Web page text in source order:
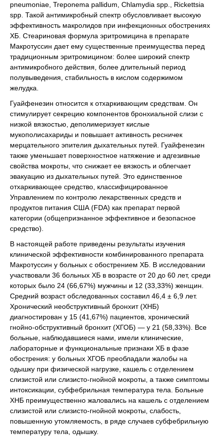
pneumoniae, Treponema pallidum, Chlamydia spp., Rickettsia
spp. Такой антимикробный спектр обусловливает высокую
эффективность макролидов при инфекционных обострениях
ХБ. Стеариновая формула эритромицина в препарате
Макротуссин дает ему существенные преимущества перед
традиционным эритромицином: более широкий спектр
антимикробного действия, более длительный период
полувыведения, стабильность в кислом содержимом
желудка.
Гуайфенезин относится к отхаркивающим средствам. Он
стимулирует секрецию компонентов бронхиальной слизи с
низкой вязкостью, деполимеризует кислые
мукополисахариды и повышает активность ресничек
мерцательного эпителия дыхательных путей. Гуайфенезин
также уменьшает поверхностное натяжение и адгезивные
свойства мокроты, что снижает ее вязкость и облегчает
эвакуацию из дыхательных путей. Это единственное
отхаркивающее средство, классифицированное
Управлением по контролю лекарственных средств и
продуктов питания США (FDA) как препарат первой
категории (общепризнанное эффективное и безопасное
средство).
В настоящей работе приведены результаты изучения
клинической эффективности комбинированного препарата
Макротуссин у больных с обострением ХБ. В исследовании
участвовали 36 больных ХБ в возрасте от 20 до 60 лет, среди
которых было 24 (66,67%) мужчины и 12 (33,33%) женщин.
Средний возраст обследованных составил 46,4 ± 6,9 лет.
Хронический необструктивный бронхит (ХНБ)
диагностирован у 15 (41,67%) пациентов, хронический
гнойно-обструктивный бронхит (ХГОБ) — у 21 (58,33%). Все
больные, наблюдавшиеся нами, имели клинические,
лабораторные и функциональные признаки ХБ в фазе
обострения: у больных ХГОБ преобладали жалобы на
одышку при физической нагрузке, кашель с отделением
слизистой или слизисто-гнойной мокроты, а также симптомы
интоксикации, субфебрильная температура тела. Больные
ХНБ преимущественно жаловались на кашель с отделением
слизистой или слизисто-гнойной мокроты, слабость,
повышенную утомляемость, в ряде случаев субфебрильную
температуру тела, одышку.